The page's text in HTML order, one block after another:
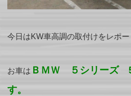
今日はKW車高調の取付けをレポー
お車は ＢＭＷ ５シリーズ
す。